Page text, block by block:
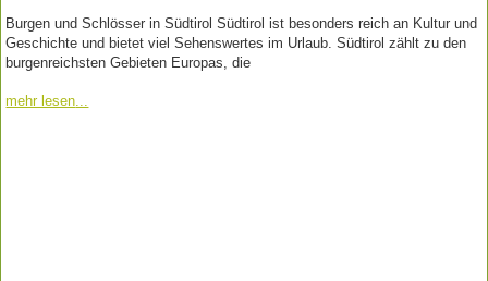
Burgen und Schlösser in Südtirol Südtirol ist besonders reich an Kultur und
Geschichte und bietet viel Sehenswertes im Urlaub. Südtirol zählt zu den
burgenreichsten Gebieten Europas, die
mehr lesen